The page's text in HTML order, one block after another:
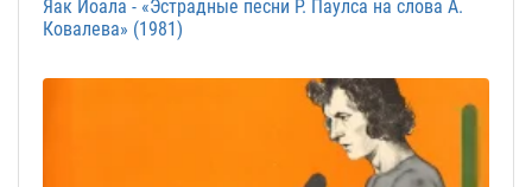
Яак Йоала - «Эстрадные песни Р. Паулса на слова А.
Ковалева» (1981)